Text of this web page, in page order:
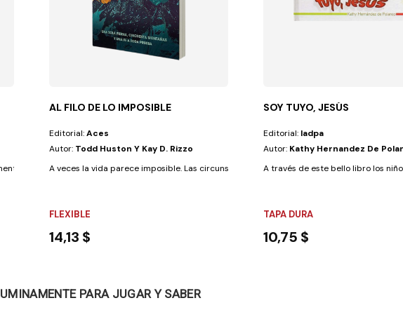
la capacidad para enfrentar desafíos...
AL FILO DE LO IMPOSIBLE
Editorial:Aces
Autor: Todd Huston Y Kay D. Rizzo
A veces la vida parece imposible. Las circunstancias que nos vemos forzados a...
FLEXIBLE
14,13 $
SOY TUYO, JESÚS
Editorial: Iadpa
Autor: Kathy Hernandez De
A través de este bello libro los
TAPA DURA
10,75 $
PARA JUGAR Y SABER